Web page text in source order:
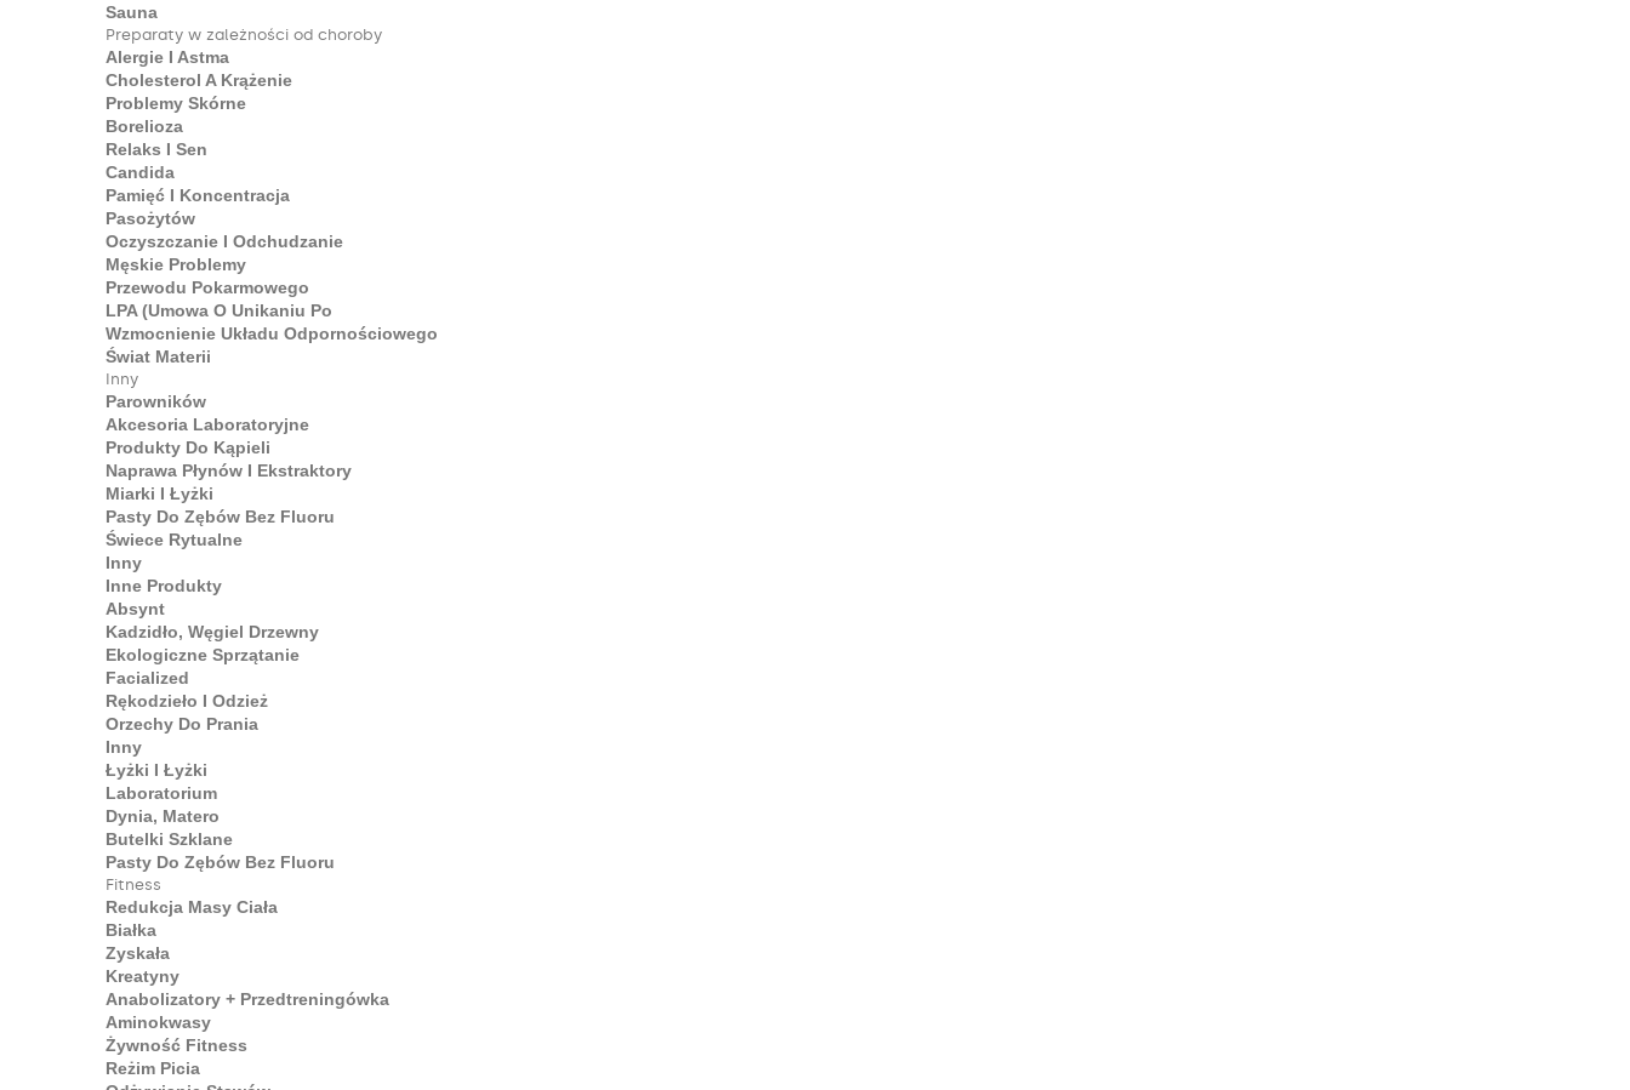
Sauna
Preparaty w zależności od choroby
Alergie I Astma
Cholesterol A Krążenie
Problemy Skórne
Borelioza
Relaks I Sen
Candida
Pamięć I Koncentracja
Pasożytów
Oczyszczanie I Odchudzanie
Męskie Problemy
Przewodu Pokarmowego
LPA (umowa O Unikaniu Po
Wzmocnienie Układu Odpornościowego
Świat Materii
Inny
Parowników
Akcesoria Laboratoryjne
Produkty Do Kąpieli
Naprawa Płynów I Ekstraktory
Miarki I Łyżki
Pasty Do Zębów Bez Fluoru
Świece Rytualne
Inny
Inne Produkty
Absynt
Kadzidło, Węgiel Drzewny
Ekologiczne Sprzątanie
Facialized
Rękodzieło I Odzież
Orzechy Do Prania
Inny
Łyżki I Łyżki
Laboratorium
Dynia, Matero
Butelki Szklane
Pasty Do Zębów Bez Fluoru
Fitness
Redukcja Masy Ciała
Białka
Zyskała
Kreatyny
Anabolizatory + Przedtreningówka
Aminokwasy
Żywność Fitness
Reżim Picia